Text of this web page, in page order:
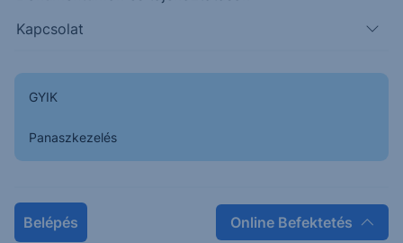
Kapcsolat
GYIK
Panaszkezelés
Belépés Online Befektetés
kereskedője, mely alá olyan tőzsdék
Commodity Exchange;
A West Texas Intermediate (WTI) Crude Oil
így az egyik leghatékonyabb módja
nyersolaj-kitettség szerzésének;